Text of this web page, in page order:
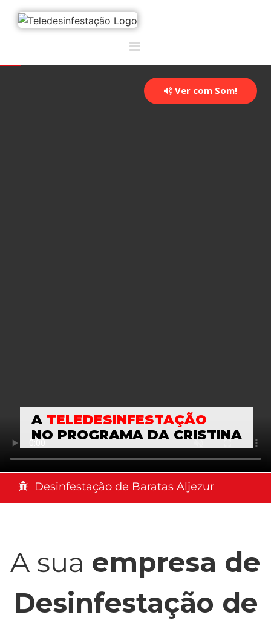
A TELEDESINFESTAÇÃO
NO PROGRAMA DA CRISTINA
Ver com Som!
Desinfestação de Baratas Aljezur
A sua empresa de
Desinfestação de